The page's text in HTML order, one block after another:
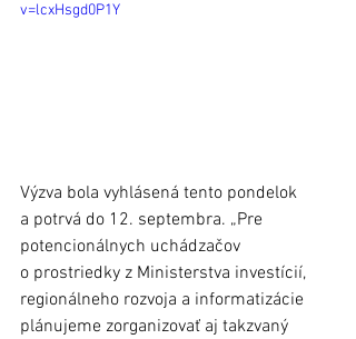
v=lcxHsgd0P1Y
Výzva bola vyhlásená tento pondelok
a potrvá do 12. septembra. „Pre
potencionálnych uchádzačov
o prostriedky z Ministerstva investícií,
regionálneho rozvoja a informatizácie
plánujeme zorganizovať aj takzvaný